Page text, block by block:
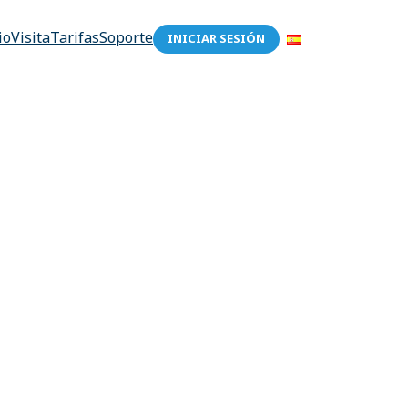
VisitaTarifasSoporte INICIAR SESIÓN